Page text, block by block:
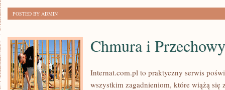
POSTED BY ADMIN
Chmura i
Internat.com.pl to praktyczny serwis
wszystkim zagadnieniom, które wiążą się